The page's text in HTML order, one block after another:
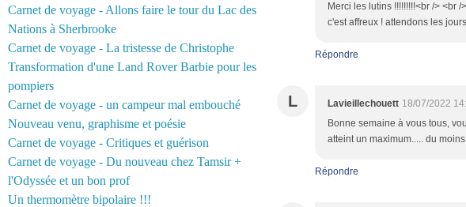
Carnet de voyage - Allons faire le tour du Lac des
Nations à Sherbrooke
Carnet de voyage - La tristesse de Christophe
Transformation d'une Land Rover Barbie pour les
pompiers
Carnet de voyage - un campeur mal embouché
Nouveau venu, graphisme et poésie
Carnet de voyage - Critiques et guérison
Carnet de voyage - Du nouveau chez Tamsir +
l'Odyssée et un bon prof
Un thermomètre bipolaire !!!
Merci les lutins !!!!!!!!!<br /> <br
c'est affreux ! attendons les
Répondre
L Lavieillechouett 18/07/2022
Bonne semaine à vous tous,
atteint un maximum..... du
Répondre